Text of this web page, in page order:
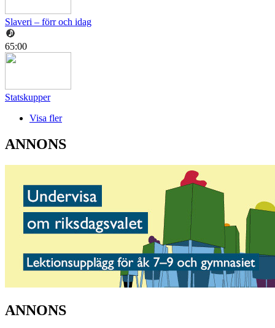
Slaveri – förr och idag
65:00
Statskupper
Visa fler
ANNONS
ANNONS